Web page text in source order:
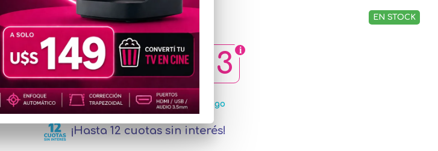
IMP143+BOT22/23/24/25 EN STOCK
2K
u$s283,13
Precio
especial
u$s312.29 con MercadoPago
¡Hasta 12 cuotas sin interés!